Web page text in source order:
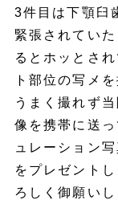
3件目は下顎臼
緊張されてい
るとホッとさ
ト部位の写メ
うまく撮れず
像を携帯に送
ュレーション
をプレゼント
ろしく御願いし